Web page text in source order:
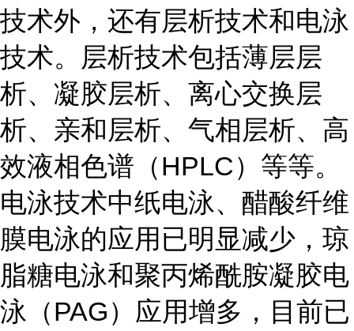
技术外，还有层析技术和电泳
技术。层析技术包括薄层层
析、凝胶层析、离心交换层
析、亲和层析、气相层析、高
效液相色谱（HPLC）等等。
电泳技术中纸电泳、醋酸纤维
膜电泳的应用已明显减少，琼
脂糖电泳和聚丙烯酰胺凝胶电
泳（PAG）应用增多，目前已